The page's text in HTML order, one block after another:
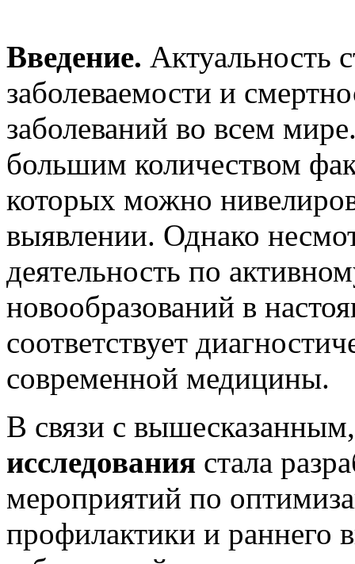
Введение. Актуальность
заболеваемости и
заболеваний во всем
большим количеством
которых можно
выявлении. Однако
деятельность по
новообразований в
соответствует
современной медицины.
В связи с
исследования стала
мероприятий по
профилактики и раннего